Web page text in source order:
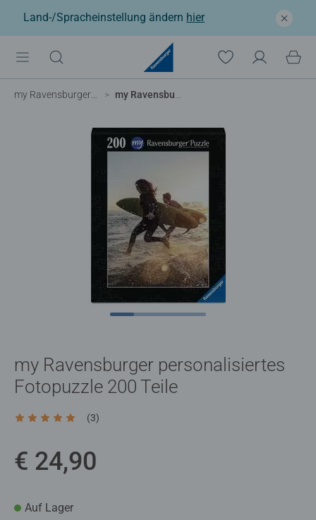
Land-/Spracheinstellung ändern hier
my Ravensburger Fotopuzzle my Ravensburger 200 Teile personalisiertes Fotopuzzle
my Ravensburger personalisiertes
Fotopuzzle 200 Teile
Durchschnittliche Bewertung 5,0 von 5 Sternen.
(3)
€ 24,90
Auf Lager